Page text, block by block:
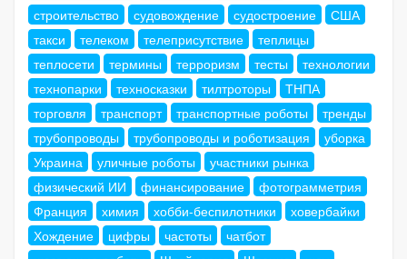
строительство
судовождение судостроение
США
такси
телеком телеприсутствие
теплицы
теплосети
термины терроризм тесты
технологии
технопарки
техносказки тилтроторы
ТНПА
торговля
транспорт транспортные роботы
тренды
трубопроводы
трубопроводы и роботизация
уборка
Украина
уличные роботы
участники рынка
физический ИИ
финансирование
фотограмметрия
Франция
химия хобби-беспилотники
ховербайки
Хождение
цифры частоты
чатбот